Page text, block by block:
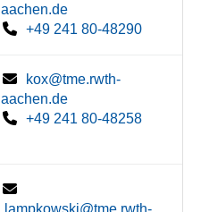
aachen.de
+49 241 80-48290
kox@tme.rwth-
aachen.de
+49 241 80-48258
lampkowski@tme.rwth-